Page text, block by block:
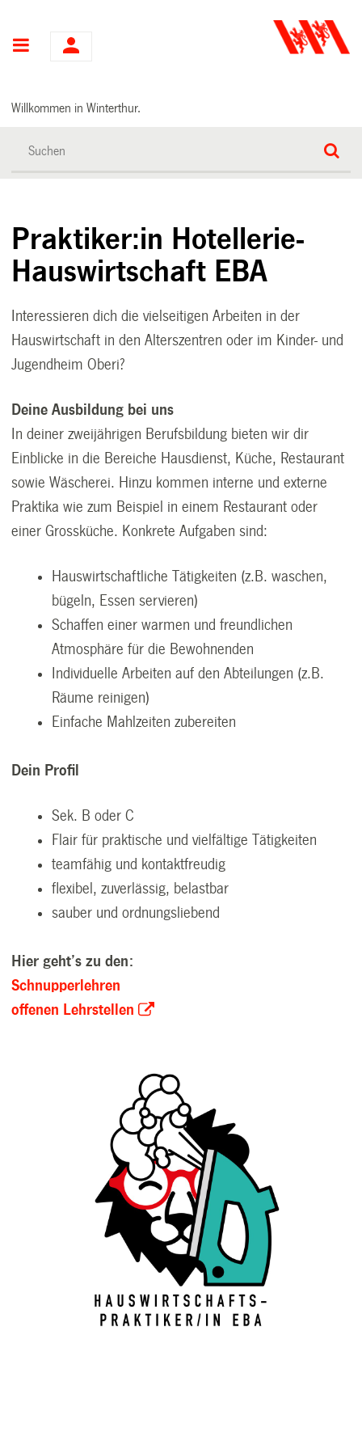
Hauptnavigation
Willkommen in Winterthur.
Praktiker:in Hotellerie-
Hauswirtschaft EBA
Interessieren dich die vielseitigen Arbeiten in der
Hauswirtschaft in den Alterszentren oder im Kinder- und
Jugendheim Oberi?
Deine Ausbildung bei uns
In deiner zweijährigen Berufsbildung bieten wir dir
Einblicke in die Bereiche Hausdienst, Küche, Restaurant
sowie Wäscherei. Hinzu kommen interne und externe
Praktika wie zum Beispiel in einem Restaurant oder
einer Grossküche. Konkrete Aufgaben sind:
Hauswirtschaftliche Tätigkeiten (z.B. waschen,
bügeln, Essen servieren)
Schaffen einer warmen und freundlichen
Atmosphäre für die Bewohnenden
Individuelle Arbeiten auf den Abteilungen (z.B.
Räume reinigen)
Einfache Mahlzeiten zubereiten
Dein Profil
Sek. B oder C
Flair für praktische und vielfältige Tätigkeiten
teamfähig und kontaktfreudig
flexibel, zuverlässig, belastbar
sauber und ordnungsliebend
Hier geht’s zu den:
Schnupperlehren
offenen Lehrstellen